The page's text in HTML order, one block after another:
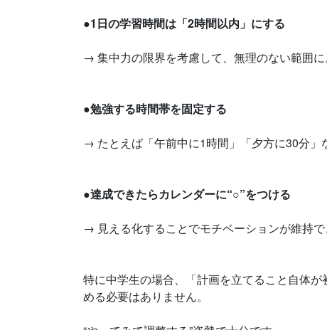
●1日の学習時間は「2時間以内」にする
→ 集中力の限界を考慮して、無理のない範囲に
●勉強する時間帯を固定する
→ たとえば「午前中に1時間」「夕方に30分」
●達成できたらカレンダーに“○”をつける
→ 見える化することでモチベーションが維持で
特に中学生の場合、「計画を立てること自体
める必要はありません。